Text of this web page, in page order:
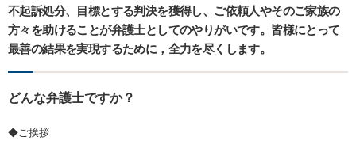
不起訴処分、目標とする判決を獲得し、ご依頼人やそのご家族の
方々を助けることが弁護士としてのやりがいです。皆様にとって
最善の結果を実現するために，全力を尽くします。
どんな弁護士ですか？
◆ご挨拶